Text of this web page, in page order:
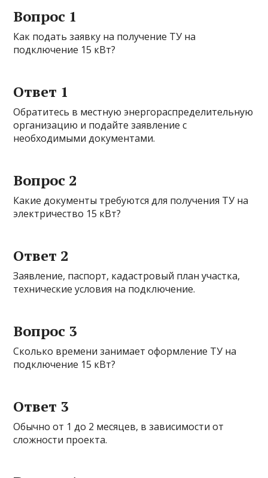
Вопрос 1
Как подать заявку на получение ТУ на
подключение 15 кВт?
Ответ 1
Обратитесь в местную энергораспределительную
организацию и подайте заявление с
необходимыми документами.
Вопрос 2
Какие документы требуются для получения ТУ на
электричество 15 кВт?
Ответ 2
Заявление, паспорт, кадастровый план участка,
технические условия на подключение.
Вопрос 3
Сколько времени занимает оформление ТУ на
подключение 15 кВт?
Ответ 3
Обычно от 1 до 2 месяцев, в зависимости от
сложности проекта.